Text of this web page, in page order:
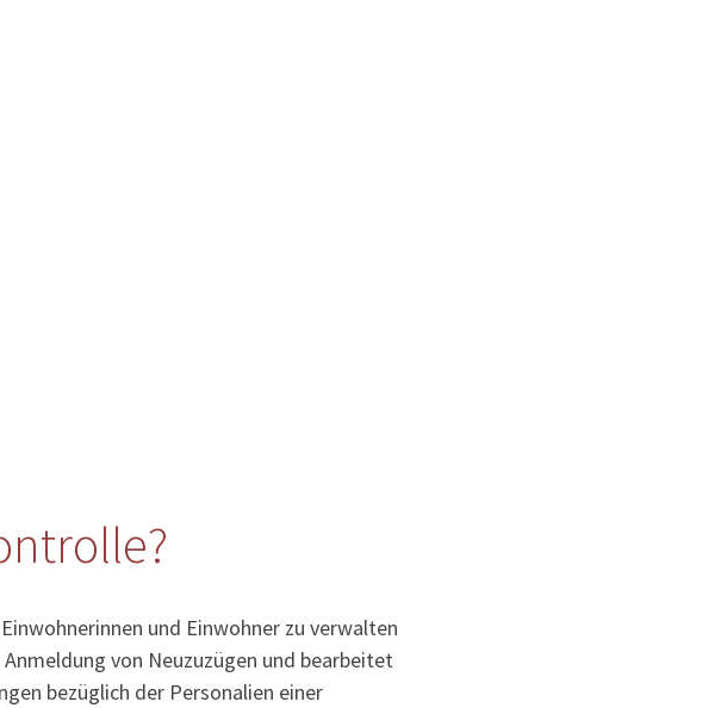
und Einwohner zu verwalten
von Neuzuzügen und bearbeitet
bezüglich der Personalien einer